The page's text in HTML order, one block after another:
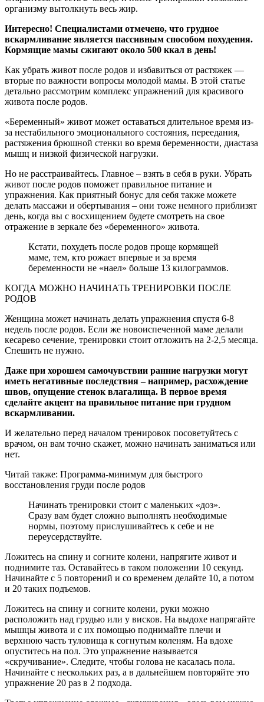
организму вытолкнуть весь жир.
Интересно! Специалистами отмечено, что грудное
вскармливание является пассивным способом похудения.
Кормящие мамы сжигают около 500 ккал в день!
Как убрать живот после родов и избавиться от растяжек —
вторые по важности вопросы молодой мамы. В этой статье
детально рассмотрим комплекс упражнений для красивого
живота после родов.
«Беременный» живот может оставаться длительное время из-
за нестабильного эмоционального состояния, переедания,
растяжения брюшной стенки во время беременности, диастаза
мышц и низкой физической нагрузки.
Но не расстраивайтесь. Главное – взять в себя в руки. Убрать
живот после родов поможет правильное питание и
упражнения. Как приятный бонус для себя также можете
делать массажи и обертывания – они тоже немного приблизят
день, когда вы с восхищением будете смотреть на свое
отражение в зеркале без «беременного» живота.
Кстати, похудеть после родов проще кормящей
маме, тем, кто рожает впервые и за время
беременности не «наел» больше 13 килограммов.
КОГДА МОЖНО НАЧИНАТЬ ТРЕНИРОВКИ ПОСЛЕ
РОДОВ
Женщина может начинать делать упражнения спустя 6-8
недель после родов. Если же новоиспеченной маме делали
кесарево сечение, тренировки стоит отложить на 2-2,5 месяца.
Спешить не нужно.
Даже при хорошем самочувствии ранние нагрузки могут
иметь негативные последствия – например, расхождение
швов, опущение стенок влагалища. В первое время
сделайте акцент на правильное питание при грудном
вскармливании.
И желательно перед началом тренировок посоветуйтесь с
врачом, он вам точно скажет, можно начинать заниматься или
нет.
Читай также: Программа-минимум для быстрого
восстановления груди после родов
Начинать тренировки стоит с маленьких «доз».
Сразу вам будет сложно выполнять необходимые
нормы, поэтому прислушивайтесь к себе и не
переусердствуйте.
Ложитесь на спину и согните колени, напрягите живот и
поднимите таз. Оставайтесь в таком положении 10 секунд.
Начинайте с 5 повторений и со временем делайте 10, а потом
и 20 таких подъемов.
Ложитесь на спину и согните колени, руки можно
расположить над грудью или у висков. На выдохе напрягайте
мышцы живота и с их помощью поднимайте плечи и
верхнюю часть туловища к согнутым коленям. На вдохе
опуститесь на пол. Это упражнение называется
«скручивание». Следите, чтобы голова не касалась пола.
Начинайте с нескольких раз, а в дальнейшем повторяйте это
упражнение 20 раз в 2 подхода.